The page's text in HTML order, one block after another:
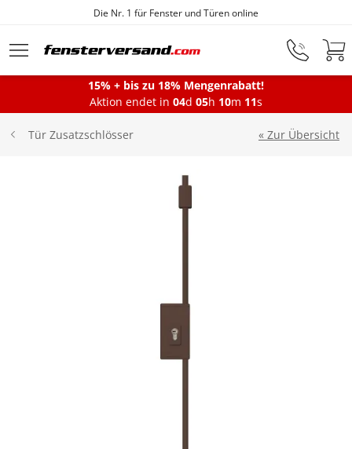
Zum Hauptinhalt springen
Die Nr. 1 für Fenster und Türen online
Montageservice
15% + bis zu 18% Mengenrabatt!
Aktion endet in 04d 05h 10m 11s
« Zur Übersicht
Tür Zusatzschlösser